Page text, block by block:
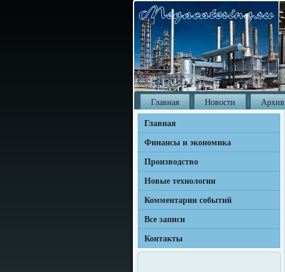
Главная Новости
Главная
Финансы и экономика
Производство
Новые технологии
Комментарии событий
Все записи
Контакты